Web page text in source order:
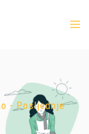
- Posljednje